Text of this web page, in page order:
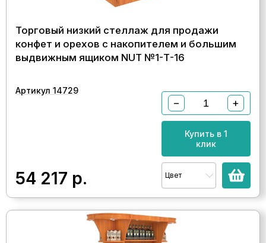
Торговый низкий стеллаж для продажи
конфет и орехов с накопителем и большим
выдвижным ящиком NUT №1-Т-16
Артикул 14729
54 217 р.
− +
Купить в 1
клик
Цвет